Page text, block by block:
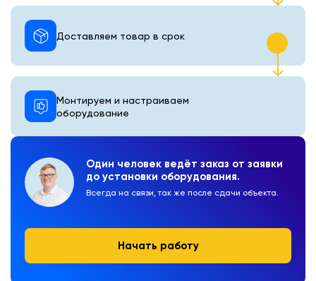
Один человек ведёт заказ от заявки
до установки оборудования.
Всегда на связи, так же после сдачи объекта.
Начать работу
Монтируем и настраиваем
оборудование
Доставляем товар в срок